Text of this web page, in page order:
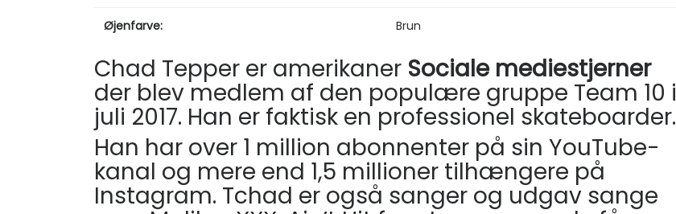
Øjenfarve: Brun
Chad Tepper er amerikaner Sociale mediestjerner
der blev medlem af den populære gruppe Team 10 i
juli 2017. Han er faktisk en professionel skateboarder.
Han har over 1 million abonnenter på sin YouTube-
kanal og mere end 1,5 millioner tilhængere på
Instagram. Tchad er også sanger og udgav sange